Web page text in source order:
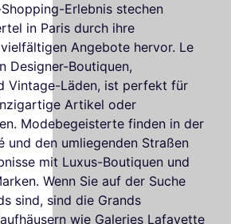
Erlebnis stechen
in Paris durch ihre
Angebote hervor. Le
Designer-Boutiquen,
Vintage-Läden, ist perfekt für
Artikel oder
Modebegeisterte finden in der
und den umliegenden Straßen
mit Luxus-Boutiquen und
Wenn Sie auf der Suche
sind, sind die Grands
wie Galeries Lafayette